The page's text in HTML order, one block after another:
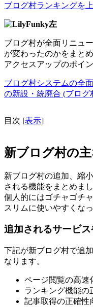
ブログ村ランキングを
ブログ村が全面リニュ
が変わったのかをまと
アクセスアップのポイ
ブログ村システムの全
の新設・統廃合 (ブログ
目次 [表示]
新ブログ村の
新ブログ村の追加、縮
される機能をまとめまし
個人的にはゴチャゴチ
スリムに使いやすくな
追加されるサービ
下記が新ブログ村で追
なります。
ページ閲覧の高速
ランキング機能の
記事取得の正確性